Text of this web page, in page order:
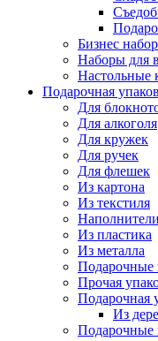
Бизнес
Наборы для
Настольные
Подарочная
Для
Для алкоголя
Для кружек
Для ручек
Для флешек
Из картона
Из текстиля
Из пластика
Из металла
Подарочные
Прочая
Подарочная
Из
Подарочные